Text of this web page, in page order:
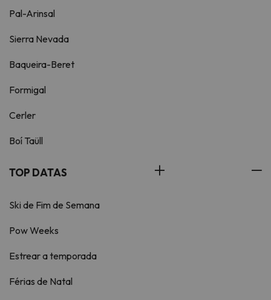
Pal-Arinsal
Sierra Nevada
Baqueira-Beret
Formigal
Cerler
Boí Taüll
TOP DATAS
Ski de Fim de Semana
Pow Weeks
Estrear a temporada
Férias de Natal